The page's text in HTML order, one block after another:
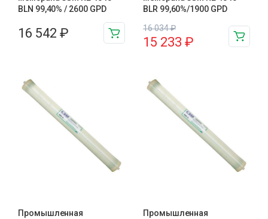
BLN 99,40% / 2600 GPD
16 542 ₽
BLR 99,60%/1900 GPD
16 034₽
15 233 ₽
Промышленная
Промышленная